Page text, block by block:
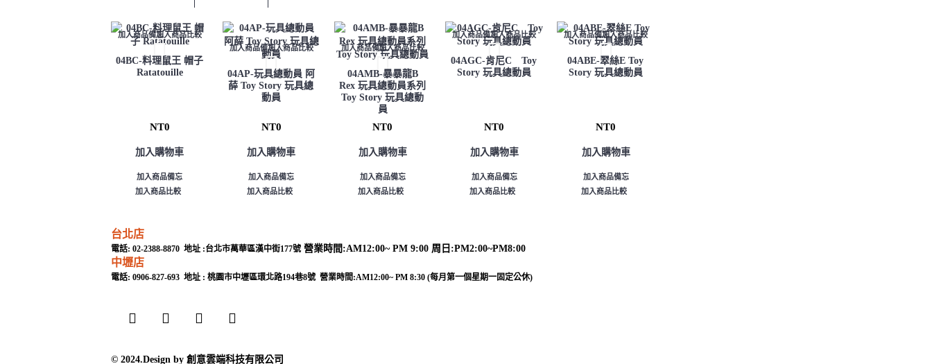
加入商品備忘加入商品比較
04BC-料理鼠王 帽子
Ratatouille
NT0
加入購物車
加入商品備忘
加入商品比較
加入商品備忘加入商品比較
04AP-玩具總動員 阿
薛 Toy Story 玩具總
動員
NT0
加入購物車
加入商品備忘
加入商品比較
加入商品備忘加入商品比較
04AMB-暴暴龍B
Rex 玩具總動員系列
Toy Story 玩具總動
員
NT0
加入購物車
加入商品備忘
加入商品比較
加入商品備忘加入商品比較
04AGC-肯尼C Toy
Story 玩具總動員
NT0
加入購物車
加入商品備忘
加入商品比較
加入商品備忘加入商品比較
04ABE-翠絲E Toy
Story 玩具總動員
NT0
加入購物車
加入商品備忘
加入商品比較
台北店
電話: 02-2388-8870 地址 :台北市萬華區漢中街177號 營業時間:AM12:00~ PM 9:00 周日:PM2:00~PM8:00
中壢店
電話: 0906-827-693 地址 : 桃園市中壢區環北路194巷8號 營業時間:AM12:00~ PM 8:30 (每月第一個星期一固定公休)
© 2024.Design by 創意雲端科技有限公司